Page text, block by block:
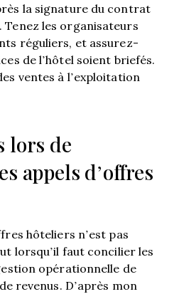
la signature du contrat
les organisateurs
réguliers, et assurez-
de l’hôtel soient briefés.
ventes à l’exploitation
lors de
appels d’offres
hôteliers n’est pas
lorsqu’il faut concilier les
opérationnelle de
revenus. D’après mon